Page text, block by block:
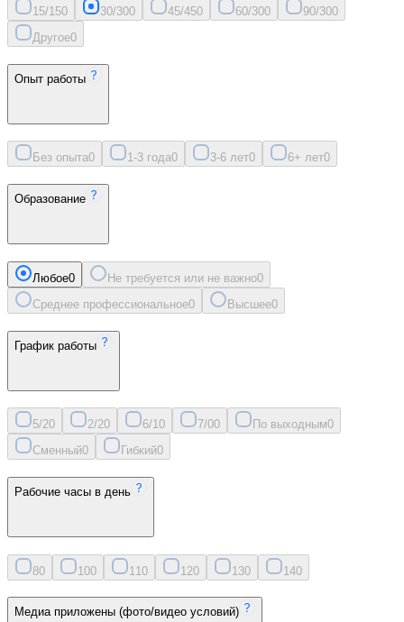
15/150 30/300 45/450 60/300 90/300
Другое0
Опыт работы
Без опыта0 1-3 года0 3-6 лет0 6+ лет0
Образование
Любое0 Не требуется или не важно0
Среднее профессиональное0 Высшее0
График работы
5/20 2/20 6/10 7/00 По выходным0
Сменный0 Гибкий0
Рабочие часы в день
80 100 11 0 120 130 140
Медиа приложены (фото/видео условий)